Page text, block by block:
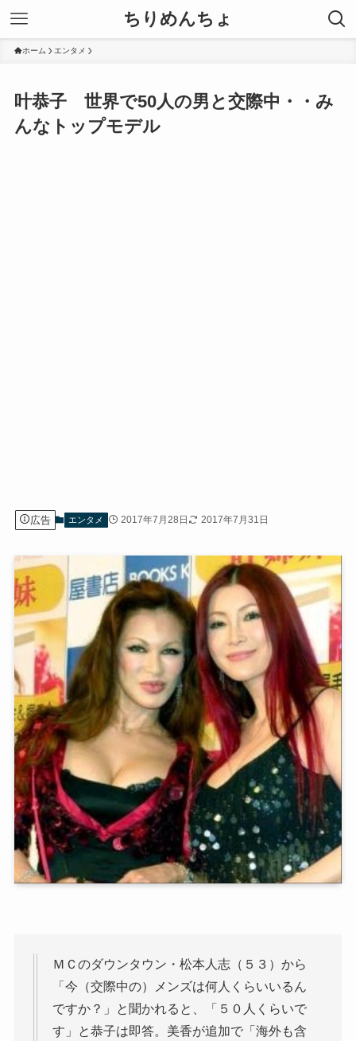
ちりめんちょ
ホーム エンタメ
叶恭子 世界で50人の男と交際中・・み
んなトップモデル
広告 エンタメ 2017年7月28日 2017年7月31日
ＭＣのダウンタウン・松本人志（５３）から
「今（交際中の）メンズは何人くらいいるん
ですか？」と聞かれると、「５０人くらいで
す」と恭子は即答。美香が追加で「海外も含